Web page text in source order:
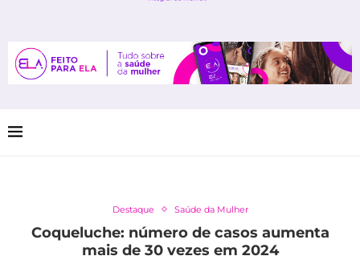
Destaque Saúde da Mulher
Coqueluche: número de casos aumenta
mais de 30 vezes em 2024